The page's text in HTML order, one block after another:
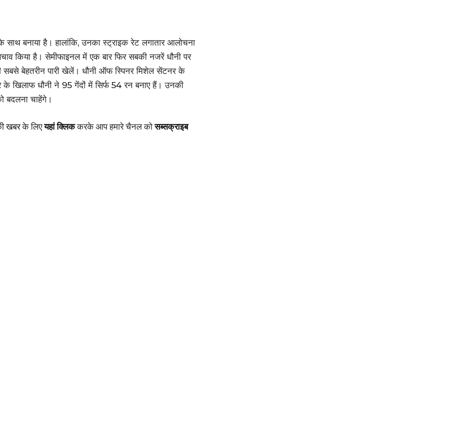
बनाया है। हालांकि, उनका स्ट्राइक रेट लगातार आलोचना
किया है। सेमीफाइनल में एक बार फिर सबकी नजरें धौनी पर
सबसे बेहतरीन पारी खेलें। धौनी ऑफ स्पिनर मिशेल सेंटनर के
धौनी ने 95 गेंदों में सिर्फ 54 रन बनाए हैं। उनकी
बदलना चाहेंगे।
खबरके लिएयहां क्लिककरके आप हमारे चैनल कोसब्सक्राइब